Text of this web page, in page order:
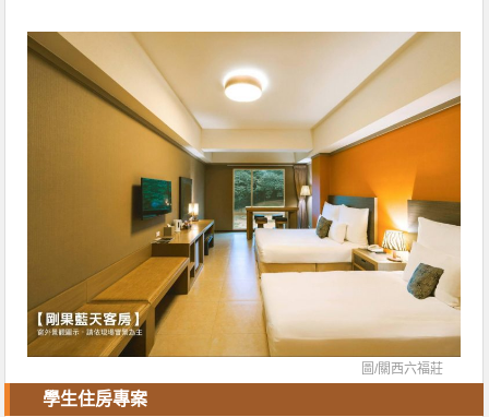
圖/關西六福莊
學生住房專案